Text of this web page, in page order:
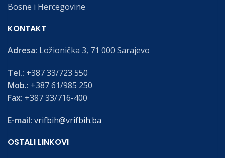
Bosne i Hercegovine
KONTAKT
Adresa: Ložionička 3, 71 000 Sarajevo
Tel.: +387 33/723 550
Mob.: +387 61/985 250
Fax: +387 33/716-400
E-mail: vrifbih@vrifbih.ba
OSTALI LINKOVI